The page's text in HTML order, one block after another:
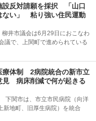
設反対請願を採択 「山口
ない」 粘り強い住民運動
井市議会は6月29日におこなわ
議で、上関町で進められている
療体制 2病院統合の新市立
見 病床削減で何が起きる
下関市は、市立市民病院（向洋
新地町、旧厚生病院）を統合